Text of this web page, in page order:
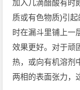
加入几滴醋酸有时
质或有色物质)引
时在漏斗里铺上一
效果更好。对于顽
热，或向有机溶剂
两相的表面张力，